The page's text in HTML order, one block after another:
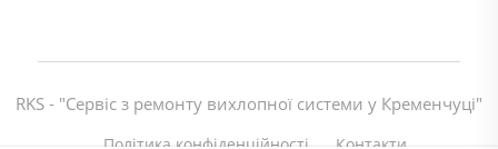
RKS - "Сервіс з ремонту вихлопної системи у Кременчуці"
Політика конфіденційності Контакти